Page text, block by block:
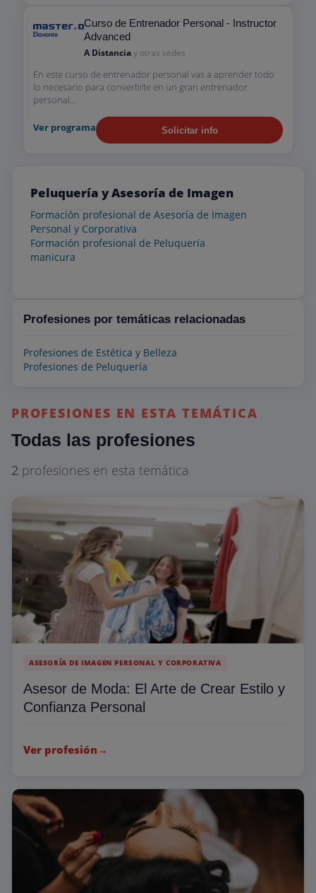
Curso de Entrenador Personal - Instructor
Advanced
A Distanciay otras sedes
En este curso de entrenador personal vas a aprender todo
lo necesario para convertirte en un gran entrenador
personal...
Ver programa Solicitar info
Peluquería y Asesoría de Imagen
Formación profesional de Asesoría de Imagen
Personal y Corporativa
Formación profesional de Peluquería
manicura
Profesiones por temáticas relacionadas
Profesiones de Estética y Belleza
Profesiones de Peluquería
PROFESIONES EN ESTA TEMÁTICA
Todas las profesiones
2 profesiones en esta temática
ASESORÍA DE IMAGEN PERSONAL Y CORPORATIVA
Asesor de Moda: El Arte de Crear Estilo y
Confianza Personal
Ver profesión →